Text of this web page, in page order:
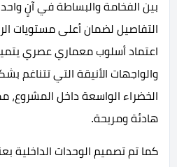
بين الفخامة والبساطة في آنٍ
التفاصيل لضمان أعلى مستويات
اعتماد أسلوب معماري عصري
والواجهات الأنيقة التي تتناغم
الخضراء الواسعة داخل المشروع،
هادئة ومريحة.
كما تم تصميم الوحدات الداخلية